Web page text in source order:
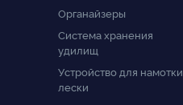
Органайзеры
Система хранения
удилищ
Устройство для намотки
лески